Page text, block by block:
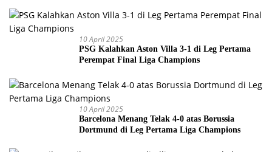
10 April 2025
PSG Kalahkan Aston Villa 3-1 di Leg Pertama
Perempat Final Liga Champions
10 April 2025
Barcelona Menang Telak 4-0 atas Borussia
Dortmund di Leg Pertama Liga Champions